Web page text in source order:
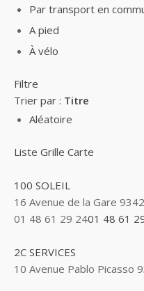
Par transport en
A pied
À vélo
Filtre
Trier par : Titre
Aléatoire
Liste Grille Carte
100 SOLEIL
16 Avenue de la Gare
01 48 61 29 2401 48 61
2C SERVICES
10 Avenue Pablo Picasso